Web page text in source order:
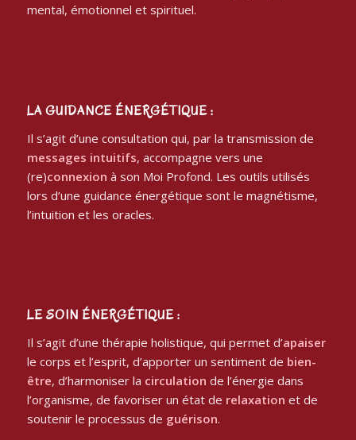
mental, émotionnel et spirituel.
LA GUIDANCE ÉNERGÉTIQUE :
Il s’agit d’une consultation qui, par la transmission de
messages intuitifs, accompagne vers une
(re)connexion à son Moi Profond. Les outils utilisés
lors d’une guidance énergétique sont le magnétisme,
l’intuition et les oracles.
LE SOIN ÉNERGÉTIQUE :
Il s’agit d’une thérapie holistique, qui permet d’apaiser
le corps et l’esprit, d’apporter un sentiment de bien-
être, d’harmoniser la circulation de l’énergie dans
l’organisme, de favoriser un état de relaxation et de
soutenir le processus de guérison.